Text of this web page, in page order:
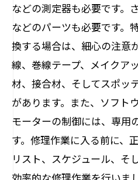
などの測定器も必要です。
などのパーツも必要です。
換する場合は、細心の注意
線、巻線テープ、メイクア
材、接合材、そしてスポッ
があります。また、ソフト
モーターの制御には、専用
す。修理作業に入る前に、
リスト、スケジュール、そ